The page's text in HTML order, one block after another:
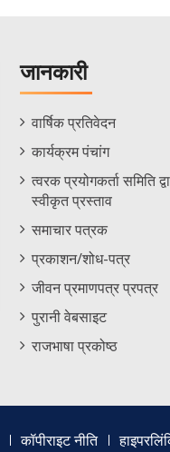
जानकारी
Informations
Menu
वार्षिक प्रतिवेदन
कार्यक्रम पंचांग
त्वरक प्रयोगकर्ता समिति
स्वीकृत प्रस्ताव
समाचार पत्रक
प्रकाशन/शोध-पत्र
जीवन प्रमाणपत्र प्रपत्र
पुरानी वेबसाइट
राजभाषा प्रकोष्ठ
कॉपीराइट नीति